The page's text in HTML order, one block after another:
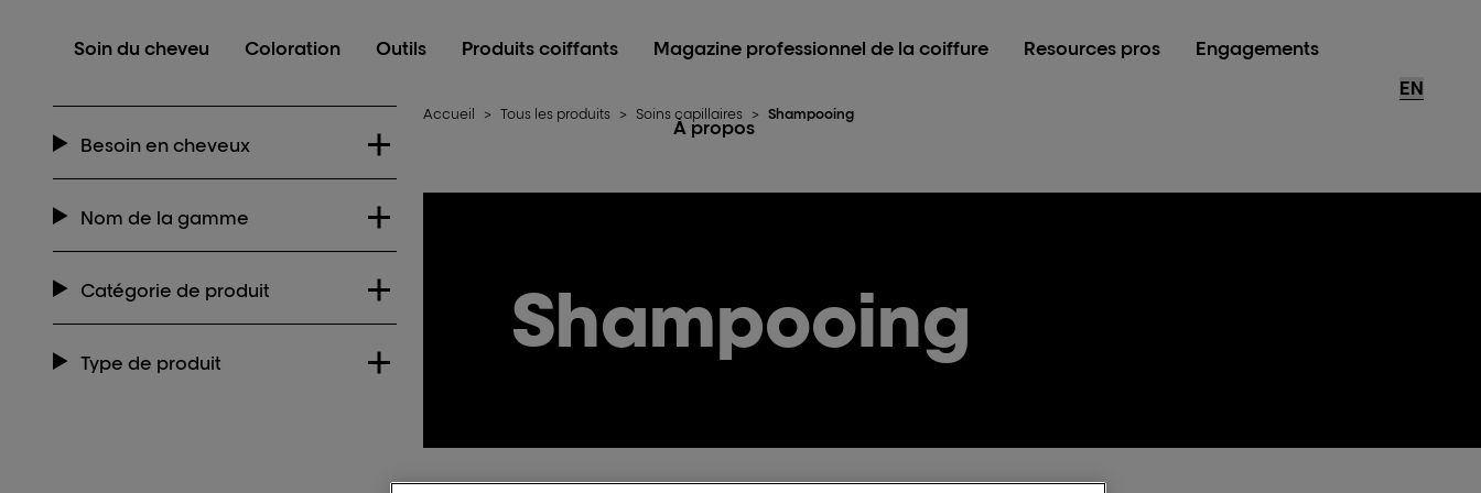
Soin du cheveu
Coloration Outils Produits coiffants Magazine professionnel de la coiffure Resources pros Engagements
À propos
Store
Besoin en cheveux
Nom de la gamme
Catégorie de produit
Type de produit
Accueil > Tous les produits > Soins capillaires > Shampooing
Shampooing